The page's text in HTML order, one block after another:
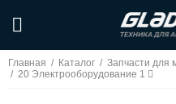
Главная / Каталог / Запчасти для
/ 20 Электрооборудование 1